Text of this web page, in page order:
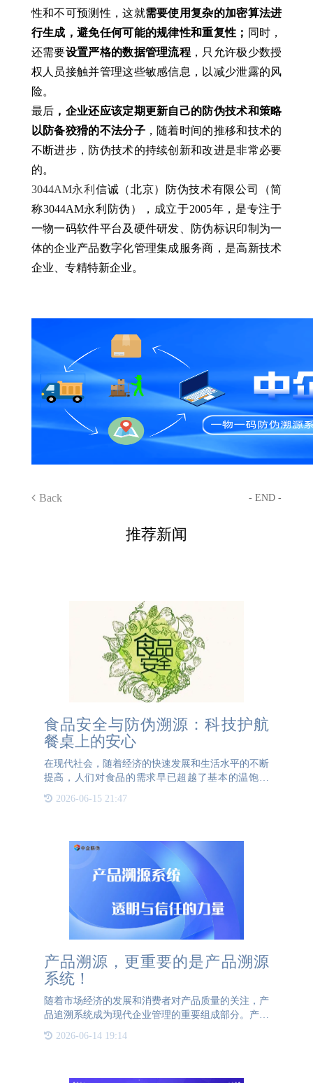
性和不可预测性，这就需要使用复杂的加密算法进
行生成，避免任何可能的规律性和重复性； 同时，
还需要设置严格的数据管理流程 ，只允许极少数授
权人员接触并管理这些敏感信息，以减少泄露的风
险。
最后 ，企业还应该定期更新自己的防伪技术和策略
以防备狡猾的不法分子，随着时间的推移和技术的
不断进步，防伪技术的持续创新和改进是非常必要
的。
3044AM永利 信诚（北京）防伪技术有限公司（简
称3044AM永利防伪），成立于2005年，是专注于
一物一码软件平台及硬件研发、防伪标识印制为一
体的企业产品数字化管理集成服务商，是高新技术
企业、专精特新企业。
Back - END -
推荐新闻
食品安全与防伪溯源：科技护航
餐桌上的安心
在现代社会，随着经济的快速发展和生活水平的不断
提高，人们对食品的需求早已超越了基本的温饱阶
段，转向对食品安全、健康和品质的更高追求。然
而，面对日益复杂的食品供应链和屡禁不止的假冒伪
2026-06-15 21:47
产品溯源，更重要的是产品溯源
系统！
随着市场经济的发展和消费者对产品质量的关注，产
品追溯系统成为现代企业管理的重要组成部分。产品
从原材料采购、生产加工、包装运输到最终销售的全
2026-06-14 19:14